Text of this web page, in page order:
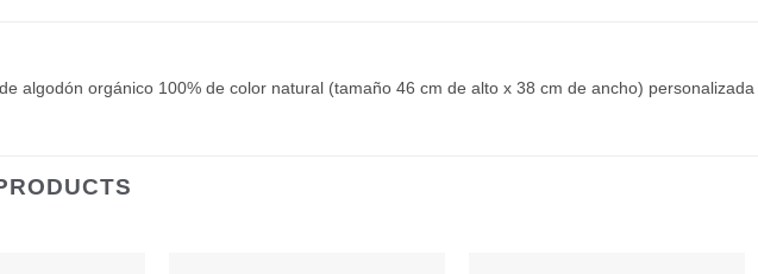
algodón orgánico 100% de color natural (tamaño 46 cm de alto x 38 cm de ancho)